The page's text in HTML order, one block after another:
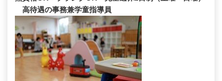
高待遇の事務兼学童指導員